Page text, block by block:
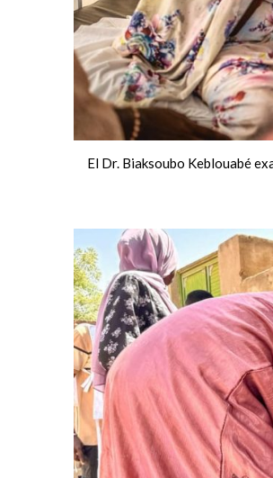
El Dr. Biaksoubo Keblouabé